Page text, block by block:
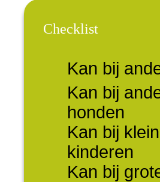
Checklist
Kan bij
Kan bij
honden
Kan bij
kinderen
Kan bij